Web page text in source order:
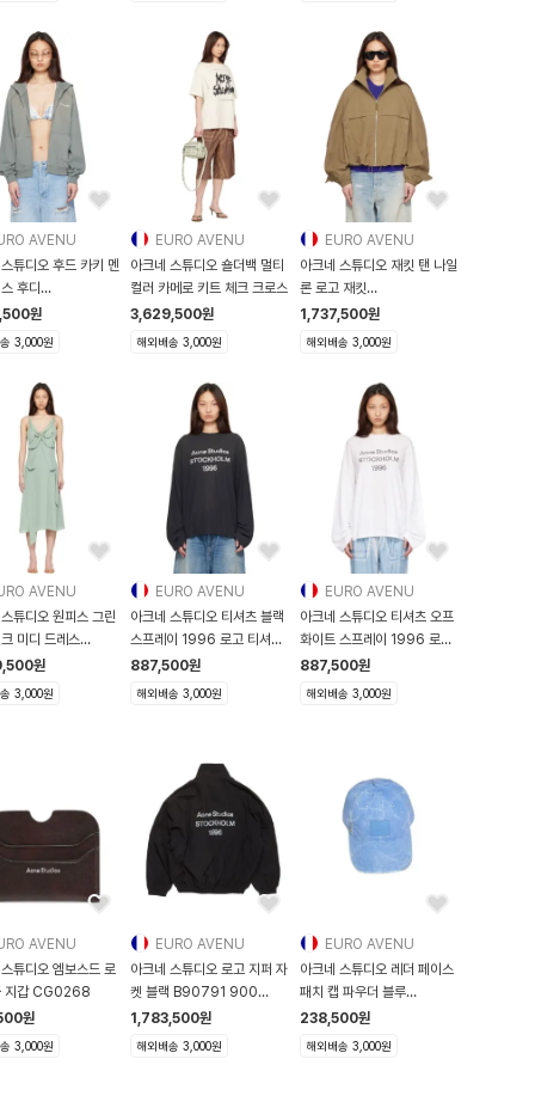
AVENU
튜디오 후드 카키 멘
후디
원
3,000원
EURO AVENU
아크네 스튜디오 숄더백 멀티
컬러 카메로 키트 체크 크로스
3,629,500원
해외배송 3,000원
EURO AVENU
아크네 스튜디오 재킷 탠 나일
론 로고 재킷
262129F063001
1,737,500원
해외배송 3,000원
AVENU
튜디오 원피스 그린
미디 드레스
원
3,000원
EURO AVENU
아크네 스튜디오 티셔츠 블랙
스프레이 1996 로고 티셔츠
26212
887,500원
해외배송 3,000원
EURO AVENU
아크네 스튜디오 티셔츠 오프
화이트 스프레이 1996 로고
티
887,500원
해외배송 3,000원
AVENU
튜디오 엠보스드 로
지갑 CG0268
원
3,000원
EURO AVENU
아크네 스튜디오 로고 지퍼 자
켓 블랙 B90791 900
B90791-900
1,783,500원
해외배송 3,000원
EURO AVENU
아크네 스튜디오 레더 페이스
패치 캡 파우더 블루
C40316 AQO C
238,500원
해외배송 3,000원